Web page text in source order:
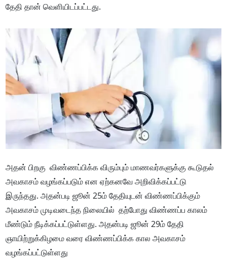
தேதி தான் வெளியிடப்பட்டது.
அதன் பிறகு விண்ணப்பிக்க விரும்பும் மாணவர்களுக்கு கூடுதல்
அவகாசம் வழங்கப்படும் என ஏற்கனவே அறிவிக்கப்பட்டு
இருந்தது. அதன்படி ஜூன் 25ம் தேதியுடன் விண்ணப்பிக்கும்
அவகாசம் முடிவடைந்த நிலையில் தற்போது விண்ணப்ப காலம்
மீண்டும் நீடிக்கப்பட்டுள்ளது. அதன்படி ஜூன் 29ம் தேதி
ஞாயிற்றுக்கிழமை வரை விண்ணப்பிக்க கால அவகாசம்
வழங்கப்பட்டுள்ளது